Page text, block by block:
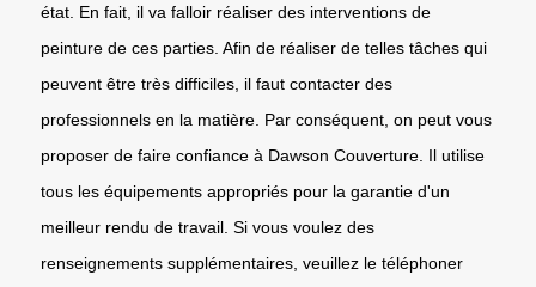
état. En fait, il va falloir réaliser des interventions de
peinture de ces parties. Afin de réaliser de telles tâches qui
peuvent être très difficiles, il faut contacter des
professionnels en la matière. Par conséquent, on peut vous
proposer de faire confiance à Dawson Couverture. Il utilise
tous les équipements appropriés pour la garantie d'un
meilleur rendu de travail. Si vous voulez des
renseignements supplémentaires, veuillez le téléphoner